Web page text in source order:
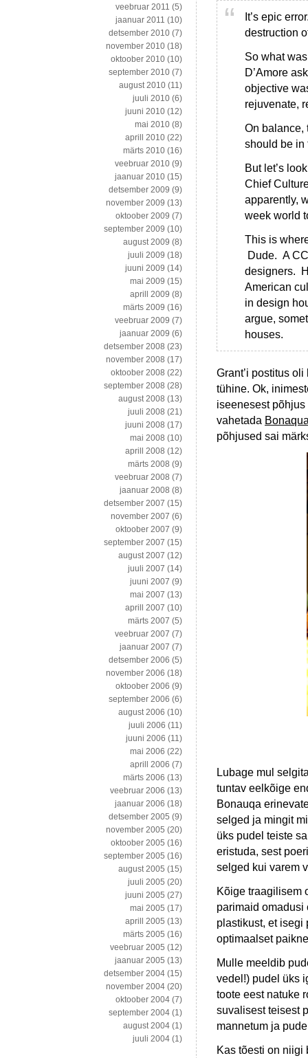
It’s epic
destruction
So what
D’Amore
objective
rejuvenate,
On balance,
should be in
But let’s
Chief
apparently,
week world
This is
Dude. A
designers.
American
in design
argue,
houses.
Grant’i postitus
tühine. Ok,
iseenesest
vahetada
põhjused sai
Lubage mul
tuntav eelkõige
Bonauqa
selged ja mingit
üks pudel teiste
eristuda, sest
selged kui varem
Kõige traagilisem
parimaid omadusi
plastikust, et
optimaalset
Mulle meeldib
vedel!) pudel üks
toote eest natuke
suvalisest teisest
mannetum ja
Kas tõesti on niigi
veebruar 2011 (5)
jaanuar 2011 (10)
detsember 2010 (7)
november 2010 (18)
oktoober 2010 (10)
september 2010 (7)
august 2010 (11)
juuli 2010 (6)
juuni 2010 (12)
mai 2010 (8)
aprill 2010 (22)
märts 2010 (16)
veebruar 2010 (9)
jaanuar 2010 (15)
detsember 2009 (9)
november 2009 (13)
oktoober 2009 (7)
september 2009 (10)
august 2009 (8)
juuli 2009 (18)
juuni 2009 (14)
mai 2009 (15)
aprill 2009 (8)
märts 2009 (16)
veebruar 2009 (7)
jaanuar 2009 (6)
detsember 2008 (23)
november 2008 (17)
oktoober 2008 (22)
september 2008 (28)
august 2008 (13)
juuli 2008 (21)
juuni 2008 (17)
mai 2008 (10)
aprill 2008 (12)
märts 2008 (9)
veebruar 2008 (7)
jaanuar 2008 (8)
detsember 2007 (15)
november 2007 (6)
oktoober 2007 (9)
september 2007 (15)
august 2007 (12)
juuli 2007 (14)
juuni 2007 (9)
mai 2007 (13)
aprill 2007 (10)
märts 2007 (5)
veebruar 2007 (7)
jaanuar 2007 (7)
detsember 2006 (5)
november 2006 (18)
oktoober 2006 (9)
september 2006 (6)
august 2006 (10)
juuli 2006 (11)
juuni 2006 (11)
mai 2006 (22)
aprill 2006 (7)
märts 2006 (13)
veebruar 2006 (13)
jaanuar 2006 (18)
detsember 2005 (9)
november 2005 (20)
oktoober 2005 (16)
september 2005 (16)
august 2005 (15)
juuli 2005 (20)
juuni 2005 (27)
mai 2005 (17)
aprill 2005 (13)
märts 2005 (16)
veebruar 2005 (12)
jaanuar 2005 (13)
detsember 2004 (15)
november 2004 (20)
oktoober 2004 (7)
september 2004 (1)
august 2004 (1)
juuli 2004 (1)